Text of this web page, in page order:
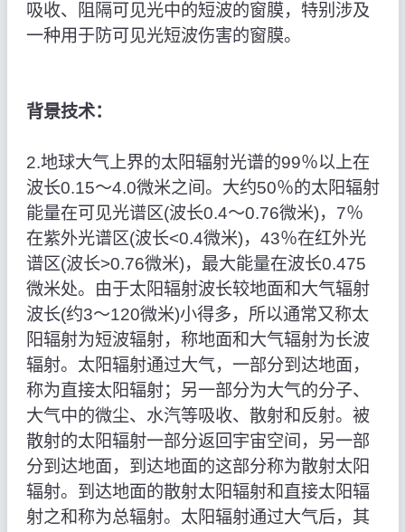
吸收、阻隔可见光中的短波的窗膜，特别涉及
一种用于防可见光短波伤害的窗膜。
背景技术：
2.地球大气上界的太阳辐射光谱的99％以上在
波长0.15～4.0微米之间。大约50％的太阳辐射
能量在可见光谱区(波长0.4～0.76微米)，7％
在紫外光谱区(波长<0.4微米)，43％在红外光
谱区(波长>0.76微米)，最大能量在波长0.475
微米处。由于太阳辐射波长较地面和大气辐射
波长(约3～120微米)小得多，所以通常又称太
阳辐射为短波辐射，称地面和大气辐射为长波
辐射。太阳辐射通过大气，一部分到达地面，
称为直接太阳辐射；另一部分为大气的分子、
大气中的微尘、水汽等吸收、散射和反射。被
散射的太阳辐射一部分返回宇宙空间，另一部
分到达地面，到达地面的这部分称为散射太阳
辐射。到达地面的散射太阳辐射和直接太阳辐
射之和称为总辐射。太阳辐射通过大气后，其